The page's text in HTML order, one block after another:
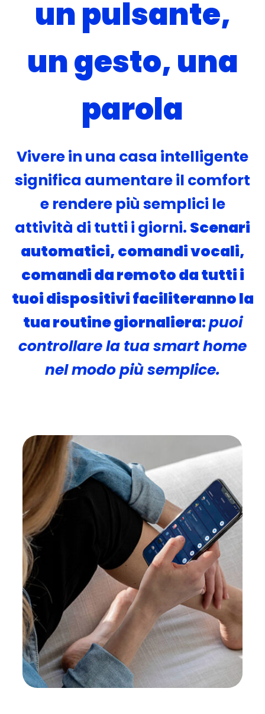
un pulsante,
un gesto, una
parola
Vivere in una casa intelligente
significa aumentare il comfort
e rendere più semplici le
attività di tutti i giorni. Scenari
automatici, comandi vocali,
comandi da remoto da tutti i
tuoi dispositivi faciliteranno la
tua routine giornaliera:puoi
controllare la tua smart home
nel modo più semplice.